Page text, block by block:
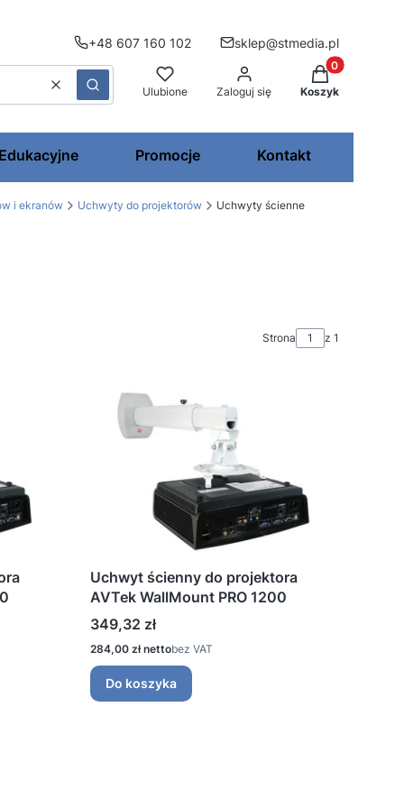
+48 607 160 102 sklep@stmedia.pl
WyczyśćSzukaj Ulubione Zaloguj się
Produkty w
Koszyk
Promocje Kontakt
i ekranów Uchwyty do projektorów Uchwyty ścienne
Strona z 1
Uchwyt ścienny do projektora
AVTek WallMount PRO 1200
Cena
349,32 zł
Cena
284,00 zł bez VAT
Do koszyka